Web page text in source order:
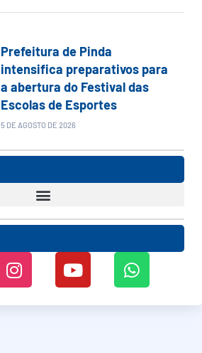
Prefeitura de Pinda
intensifica preparativos para
a abertura do Festival das
Escolas de Esportes
5 DE AGOSTO DE 2026